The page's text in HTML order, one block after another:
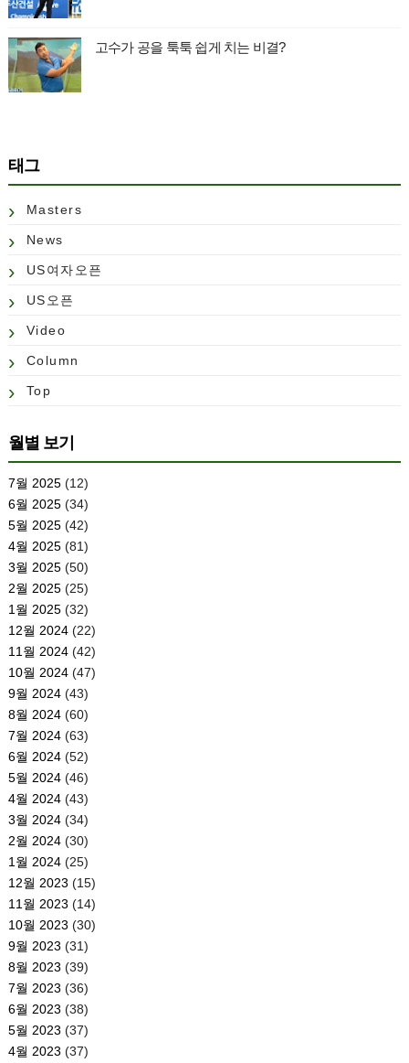
고수가 공을 툭툭 쉽게 치는 비결?
태그
Masters
News
US여자오픈
US오픈
Video
Column
Top
월별 보기
7월 2025(12)
6월 2025(34)
5월 2025(42)
4월 2025(81)
3월 2025(50)
2월 2025(25)
1월 2025(32)
12월 2024(22)
11월 2024(42)
10월 2024(47)
9월 2024(43)
8월 2024(60)
7월 2024(63)
6월 2024(52)
5월 2024(46)
4월 2024(43)
3월 2024(34)
2월 2024(30)
1월 2024(25)
12월 2023 (15)
11월 2023 (14)
10월 2023 (30)
9월 2023 (31)
8월 2023 (39)
7월 2023 (36)
6월 2023 (38)
5월 2023 (37)
4월 2023 (37)